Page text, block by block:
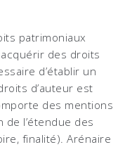
patrimoniaux
des droits
d’établir un
d’auteur est
des mentions
de l’étendue des
finalité). Arénaire